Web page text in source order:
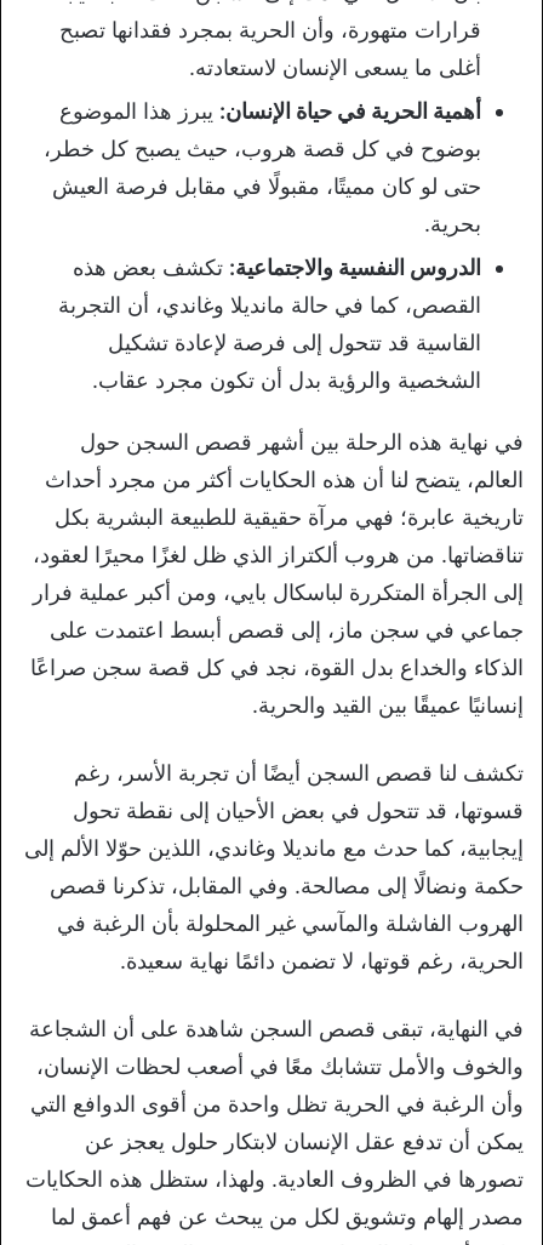
قرارات متهورة، وأن الحرية بمجرد فقدانها تصبح
أغلى ما يسعى الإنسان لاستعادته.
أهمية الحرية في حياة الإنسان: يبرز هذا الموضوع
بوضوح في كل قصة هروب، حيث يصبح كل خطر،
حتى لو كان مميتًا، مقبولًا في مقابل فرصة العيش
بحرية.
الدروس النفسية والاجتماعية: تكشف بعض هذه
القصص، كما في حالة مانديلا وغاندي، أن التجربة
القاسية قد تتحول إلى فرصة لإعادة تشكيل
الشخصية والرؤية بدل أن تكون مجرد عقاب.
في نهاية هذه الرحلة بين أشهر قصص السجن حول
العالم، يتضح لنا أن هذه الحكايات أكثر من مجرد أحداث
تاريخية عابرة؛ فهي مرآة حقيقية للطبيعة البشرية بكل
تناقضاتها. من هروب ألكتراز الذي ظل لغزًا محيرًا لعقود،
إلى الجرأة المتكررة لباسكال بايي، ومن أكبر عملية فرار
جماعي في سجن ماز، إلى قصص أبسط اعتمدت على
الذكاء والخداع بدل القوة، نجد في كل قصة سجن صراعًا
إنسانيًا عميقًا بين القيد والحرية.
تكشف لنا قصص السجن أيضًا أن تجربة الأسر، رغم
قسوتها، قد تتحول في بعض الأحيان إلى نقطة تحول
إيجابية، كما حدث مع مانديلا وغاندي، اللذين حوّلا الألم إلى
حكمة ونضالًا إلى مصالحة. وفي المقابل، تذكرنا قصص
الهروب الفاشلة والمآسي غير المحلولة بأن الرغبة في
الحرية، رغم قوتها، لا تضمن دائمًا نهاية سعيدة.
في النهاية، تبقى قصص السجن شاهدة على أن الشجاعة
والخوف والأمل تتشابك معًا في أصعب لحظات الإنسان،
وأن الرغبة في الحرية تظل واحدة من أقوى الدوافع التي
يمكن أن تدفع عقل الإنسان لابتكار حلول يعجز عن
تصورها في الظروف العادية. ولهذا، ستظل هذه الحكايات
مصدر إلهام وتشويق لكل من يبحث عن فهم أعمق لما